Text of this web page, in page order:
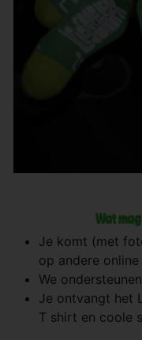
Wat
Je komt (met
op andere online
We
Je ontvangt het
T shirt en coole